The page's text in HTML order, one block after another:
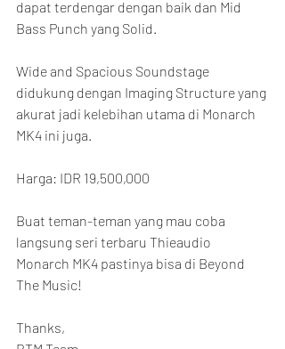
dapat terdengar dengan baik dan Mid
Bass Punch yang Solid.
Wide and Spacious Soundstage
didukung dengan Imaging Structure yang
akurat jadi kelebihan utama di Monarch
MK4 ini juga.
Harga: IDR 19,500,000
Buat teman-teman yang mau coba
langsung seri terbaru Thieaudio
Monarch MK4 pastinya bisa di Beyond
The Music!
Thanks,